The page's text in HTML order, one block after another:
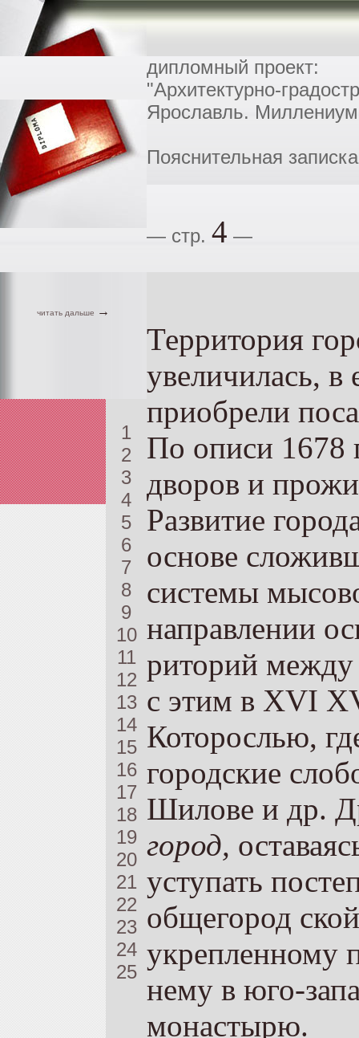
дипломный проект:
"Архитектурно-
Ярославль.
Пояснительная записка
— стр. 4 —
читать дальше →
Территория
увеличилась, в
приобрели
По описи 1678
дворов и
Развитие
основе
системы
направлении
риторий
с этим в XVI
Которослью,
городские
Шилове и др.
город,
уступать
общегород­
укрепленному
нему в юго-
монастырю.
1
2
3
4
5
6
7
8
9
10
11
12
13
14
15
16
17
18
19
20
21
22
23
24
25